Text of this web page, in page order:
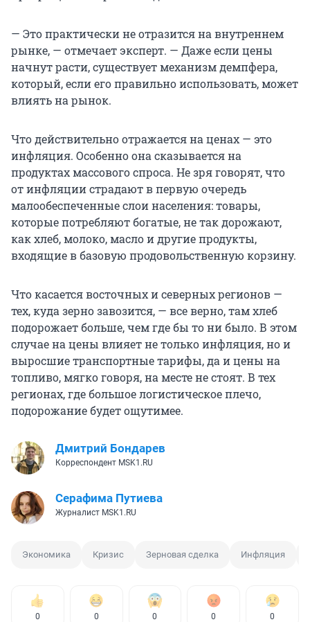
— Это практически не отразится на внутреннем
рынке, — отмечает эксперт. — Даже если цены
начнут расти, существует механизм демпфера,
который, если его правильно использовать, может
влиять на рынок.
Что действительно отражается на ценах — это
инфляция. Особенно она сказывается на
продуктах массового спроса. Не зря говорят, что
от инфляции страдают в первую очередь
малообеспеченные слои населения: товары,
которые потребляют богатые, не так дорожают,
как хлеб, молоко, масло и другие продукты,
входящие в базовую продовольственную корзину.
Что касается восточных и северных регионов —
тех, куда зерно завозится, — все верно, там хлеб
подорожает больше, чем где бы то ни было. В этом
случае на цены влияет не только инфляция, но и
выросшие транспортные тарифы, да и цены на
топливо, мягко говоря, на месте не стоят. В тех
регионах, где большое логистическое плечо,
подорожание будет ощутимее.
Дмитрий Бондарев
Корреспондент MSK1.RU
Серафима Путиева
Журналист MSK1.RU
Экономика Кризис Зерновая сделка Инфляция
0 0 0 0 0